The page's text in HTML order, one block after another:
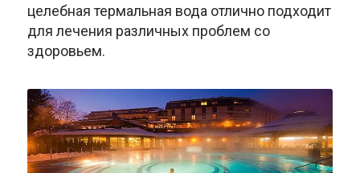
целебная термальная вода отлично подходит
для лечения различных проблем со
здоровьем.